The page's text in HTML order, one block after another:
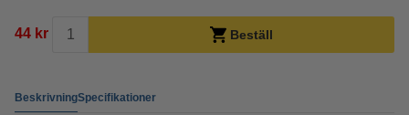
44 kr Beställ
BeskrivningSpecifikationer